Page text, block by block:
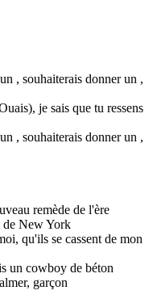
, souhaiterais donner un ,
je sais que tu ressens
, souhaiterais donner un ,
remède de l'ère
de New York
qu'ils se cassent de mon
un cowboy de béton
garçon